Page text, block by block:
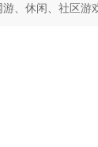
游、休闲、社区